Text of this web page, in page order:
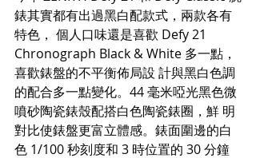
錶其實都有出過黑白配款式，兩款各有
特色， 個人口味還是喜歡 Defy 21
Chronograph Black & White 多一點，
喜歡錶盤的不平衡佈局設 計與黑白色調
的配合多一點變化。44 毫米啞光黑色微
噴砂陶瓷錶殼配搭白色陶瓷錶圈，鮮 明
對比使錶盤更富立體感。錶面圍邊的白
色 1/100 秒刻度和 3 時位置的 30 分鐘